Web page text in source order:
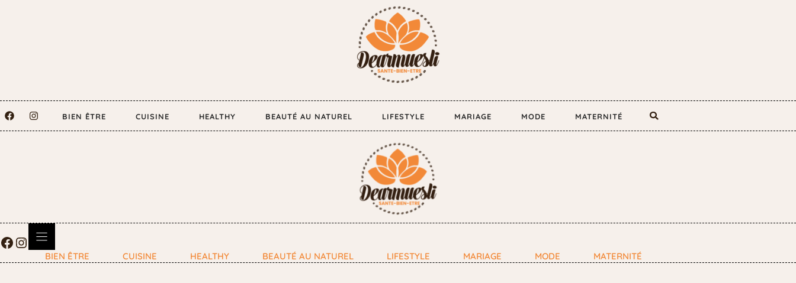
BIEN ÊTRE CUISINE HEALTHY BEAUTÉ AU NATUREL LIFESTYLE MARIAGE MODE MATERNITÉ
BIEN ÊTRE CUISINE HEALTHY BEAUTÉ AU NATUREL LIFESTYLE MARIAGE MODE MATERNITÉ